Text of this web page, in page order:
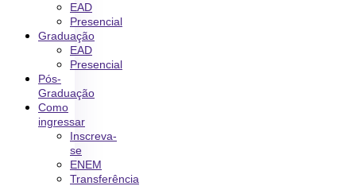
EAD
Presencial
Graduação
EAD
Presencial
Pós-
Graduação
Como
ingressar
Inscreva-
se
ENEM
Transferência